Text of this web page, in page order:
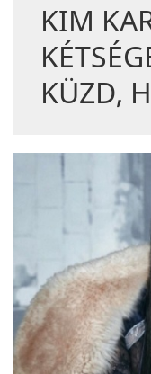
KIM
KÜZD,